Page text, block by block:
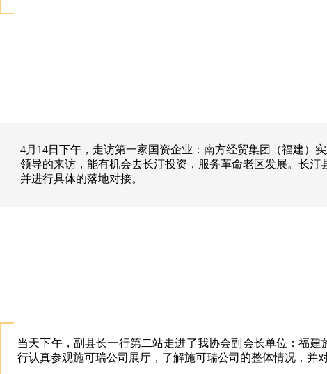
4月14日下午，走访第一家国资企业：南方经贸集团（福建）
领导的来访，能有机会去长汀投资，服务革命老区发展。长
并进行具体的落地对接。
当天下午，副县长一行第二站走进了我协会副会长单位：福
行认真参观施可瑞公司展厅，了解施可瑞公司的整体情况，并